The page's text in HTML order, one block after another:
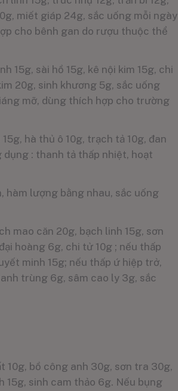
miết giáp 24g, sắc uống mỗi ngày
cho bênh gan do rượu thuộc thể
15g, sài hồ 15g, kê nội kim 15g, chi
20g, sinh khương 5g, sắc uống
mỡ, dùng thích hợp cho trường
hà thủ ô 10g, trạch tả 10g, đan
dụng : thanh tả thấp nhiệt, hoạt
hàm lượng bằng nhau, sắc uống
mao căn 20g, bạch linh 15g, sơn
hoàng 6g, chi tử 10g ; nếu thấp
minh 15g; nếu thấp ứ hiệp trở,
trùng 6g, sâm cao ly 3g, sắc
10g, bồ công anh 30g, sơn tra 30g,
15g, sinh cam thảo 6g. Nếu bụng